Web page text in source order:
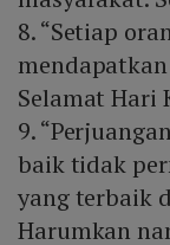
8. “Setiap
Selamat Hari
9.
baik tidak
yang terbaik
Harumkan